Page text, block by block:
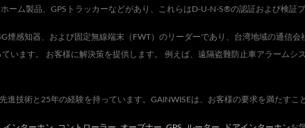
ーム製品、GPSトラッカーなどがあり、これらはD-U-N-S®の認証および検証
煙感知器、および固定無線端末（FWT）のリーダーであり、台湾地域の通信
います。 お客様に解決策を提供します。 例えば、遠隔盗難防止車アラームシ
技術と25年の経験を持っています。GAINWISEは、お客様の要求を満たすこ